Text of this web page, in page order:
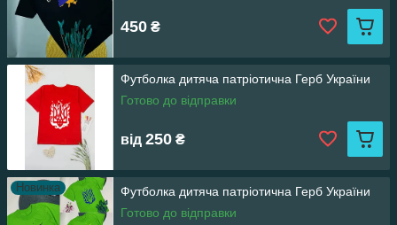
450 ₴
Футболка дитяча патріотична Герб України
Готово до відправки
від 250 ₴
Новинка
Футболка дитяча патріотична Герб України
Готово до відправки